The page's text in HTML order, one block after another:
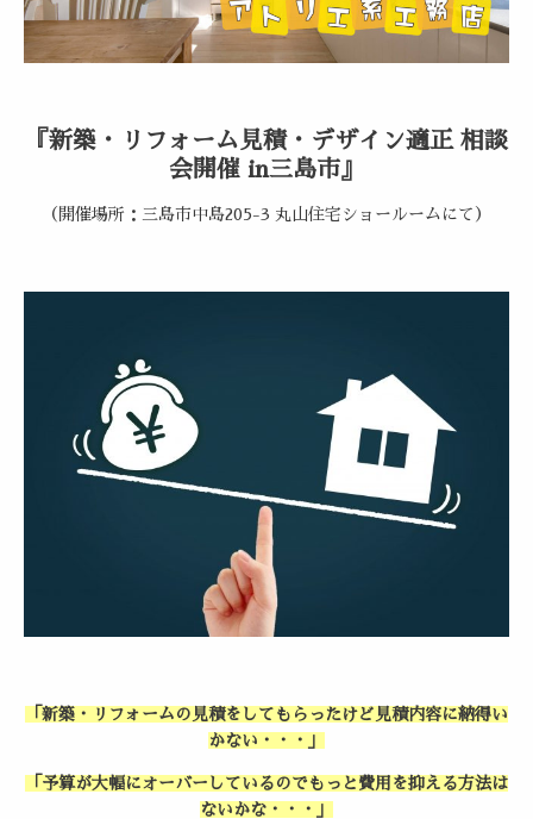
『新築・リフォーム見積・デザイン適正 相談
会開催 in三島市』
（開催場所：三島市中島205-3 丸山住宅ショールームにて）
「新築・リフォームの見積をしてもらったけど見積内容に納得い
かない・・・」
「予算が大幅にオーバーしているのでもっと費用を抑える方法は
ないかな・・・」